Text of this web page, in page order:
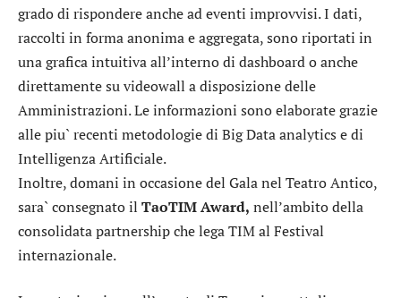
grado di rispondere anche ad eventi improvvisi. I dati,
raccolti in forma anonima e aggregata, sono riportati in
una grafica intuitiva all’interno di dashboard o anche
direttamente su videowall a disposizione delle
Amministrazioni. Le informazioni sono elaborate grazie
alle piu` recenti metodologie di Big Data analytics e di
Intelligenza Artificiale.
Inoltre, domani in occasione del Gala nel Teatro Antico,
sara` consegnato il TaoTIM Award, nell’ambito della
consolidata partnership che lega TIM al Festival
internazionale.